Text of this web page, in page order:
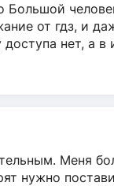
от гдз, и
нет, а
Меня
нужно